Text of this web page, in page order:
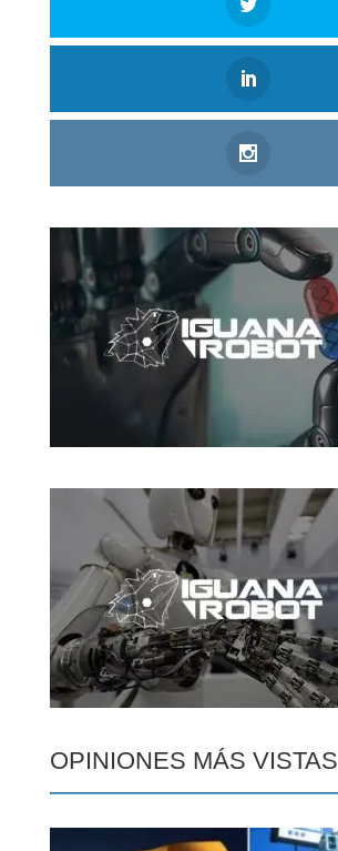
OPINIONES MÁS VISTAS